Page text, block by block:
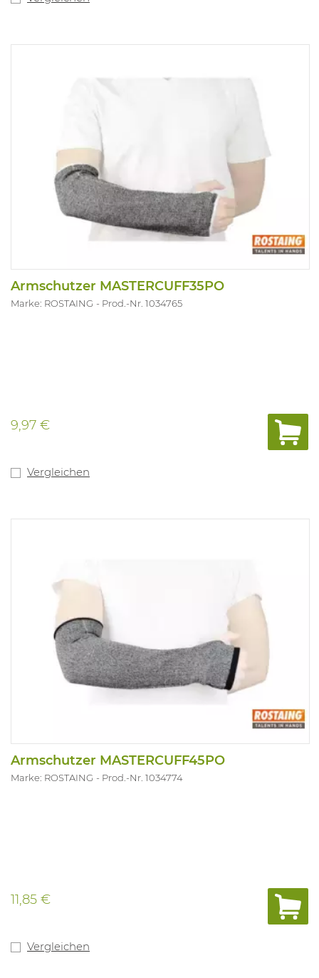
Armschutzer MASTERCUFF35PO
Marke: ROSTAING Prod.-Nr. 1034765
9,97 €
Vergleichen
Armschutzer MASTERCUFF45PO
Marke: ROSTAING Prod.-Nr. 1034774
11,85 €
Vergleichen